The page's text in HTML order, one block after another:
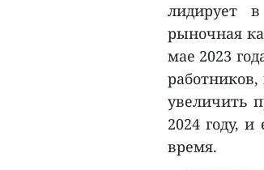
лидирует
рыночная
мае 2023
увеличить
2024 году,
время.